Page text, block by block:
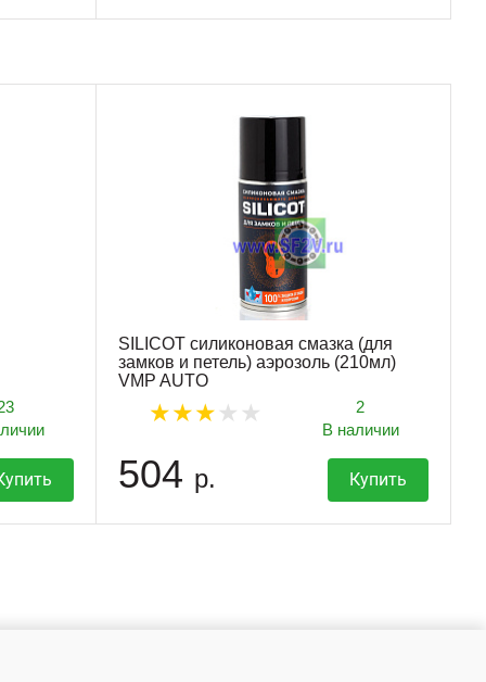
SILICOT силиконовая смазка (для
замков и петель) аэрозоль (210мл)
VMP AUTO
2
В наличии
504 р. Купить